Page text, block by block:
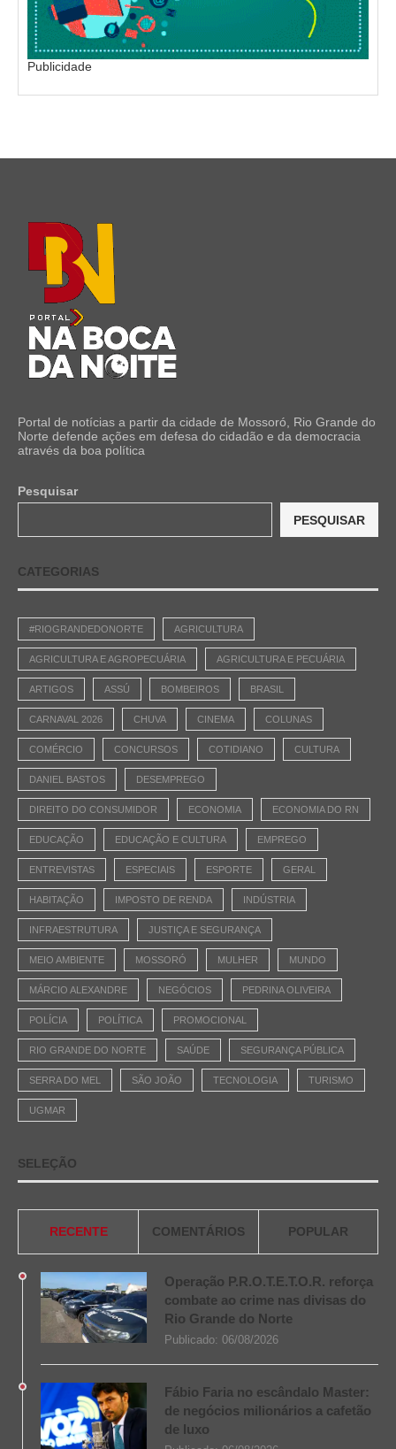
Publicidade
Portal de notícias a partir da cidade de Mossoró, Rio Grande do
Norte defende ações em defesa do cidadão e da democracia
através da boa política
Pesquisar
PESQUISAR
CATEGORIAS
#RIOGRANDEDONORTE AGRICULTURA
AGRICULTURA E AGROPECUÁRIA AGRICULTURA E PECUÁRIA
ARTIGOS ASSÚ BOMBEIROS BRASIL
CARNAVAL 2026 CHUVA CINEMA COLUNAS
COMÉRCIO CONCURSOS COTIDIANO CULTURA
DANIEL BASTOS DESEMPREGO
DIREITO DO CONSUMIDOR ECONOMIA ECONOMIA DO RN
EDUCAÇÃO EDUCAÇÃO E CULTURA EMPREGO
ENTREVISTAS ESPECIAIS ESPORTE GERAL
HABITAÇÃO IMPOSTO DE RENDA INDÚSTRIA
INFRAESTRUTURA JUSTIÇA E SEGURANÇA
MEIO AMBIENTE MOSSORÓ MULHER MUNDO
MÁRCIO ALEXANDRE NEGÓCIOS PEDRINA OLIVEIRA
POLÍCIA POLÍTICA PROMOCIONAL
RIO GRANDE DO NORTE SAÚDE SEGURANÇA PÚBLICA
SERRA DO MEL SÃO JOÃO TECNOLOGIA TURISMO
UGMAR
SELEÇÃO
RECENTE COMENTÁRIOS POPULAR
Operação P.R.O.T.E.T.O.R. reforça
combate ao crime nas divisas do
Rio Grande do Norte
Publicado: 06/08/2026
Fábio Faria no escândalo Master:
de negócios milionários a cafetão
de luxo